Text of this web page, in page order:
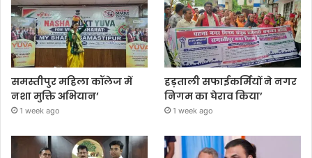
समस्तीपुर महिला कॉलेज में
नशा मुक्ति अभियान’
1 week ago
हड़ताली सफाईकर्मियों ने नगर
निगम का घेराव किया’
1 week ago